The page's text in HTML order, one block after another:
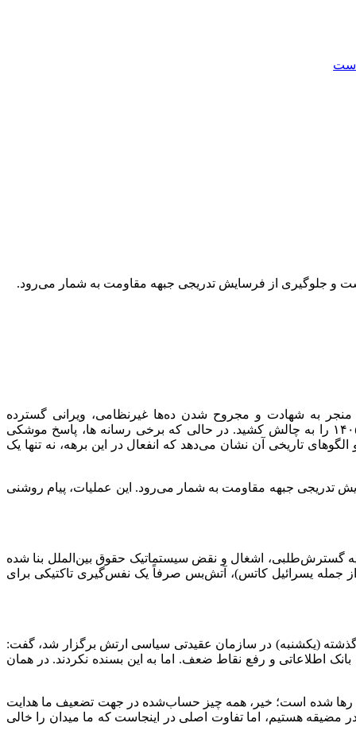
و جلوگیری از فرسایش تدریجی جبهه مقاومت به شمار می‌رود.
منجر به شهادت و مجروح شدن ده‌ها غیرنظامی، ویرانی گسترده
زیرساخت‌های شهری و تخریب خانه‌های مسکونی شد، تمام تفسیرهای دوگانه و خوش‌بینانه درباره پایداری توافق آتش‌بس ۱۹ فروردین ۱۴۰۵ را به چالش کشید. در حالی که برخی رسانه ها، پاسخ موشکی
تاریخی آن نشان می‌دهد که انفعال در این برهه، نه تنها یک
تدریجی جبهه مقاومت به شمار می‌رود. این عملیات، پیام روشنی
گسترش‌طلبی، اشغال و نقض سیستماتیک حقوق بین‌الملل بنا شده
جمله یسرائیل کاتس)، آتش‌بس صرفاً یک نفس‌گیری تاکتیکی برای
گذشته (یکشنبه) در سازمان عقیدتی سیاسی ارتش برگزار شد، گفت:
بانک اطلاعاتی و رفع نقاط ضعف. اما به این بسنده نکردند. در همان
رها شده است؛ خیر، همه چیز حساب‌شده در جهت تضعیف ما هدایت
هستیم، اما تفاوت اصلی در اینجاست که ما میدان را خالی